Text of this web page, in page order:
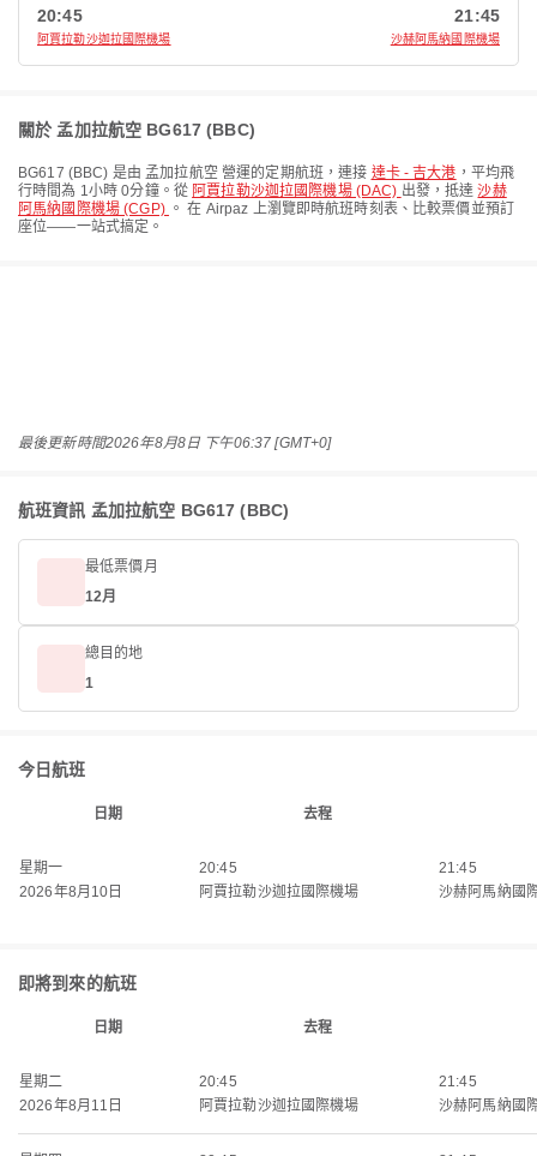
20:45
阿賈拉勒沙迦拉國際機場
21:45
沙赫阿馬納國際機場
關於 孟加拉航空 BG617 (BBC)
BG617 (BBC) 是由 孟加拉航空營運的定期航班，連接 達卡 - 吉大港 ，平均飛
行時間為 1小時 0分鐘。從 阿賈拉勒沙迦拉國際機場 (DAC) 出發，抵達沙赫
阿馬納國際機場 (CGP) 。 在 Airpaz 上瀏覽即時航班時刻表、比較票價並預訂
座位——一站式搞定。
最後更新時間2026年8月8日 下午06:37 [GMT+0]
航班資訊 孟加拉航空 BG617 (BBC)
最低票價月
12月
總目的地
1
今日航班
日期 去程
星期一
2026年8月10日
20:45
阿賈拉勒沙迦拉國際機場
21:45
沙赫阿馬納國
即將到來的航班
日期 去程
星期二
2026年8月11日
20:45
阿賈拉勒沙迦拉國際機場
21:45
沙赫阿馬納國